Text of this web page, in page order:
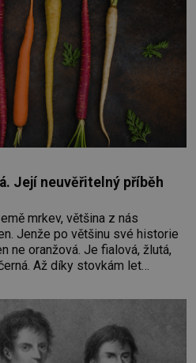
Její neuvěřitelný příběh
mrkev, většina z nás
Jenže po většinu své historie
ne oranžová. Je fialová, žlutá,
Až díky stovkám let
představit. Její příběh je